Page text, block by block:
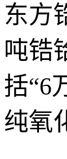
东方
吨锆
括“6
纯氧